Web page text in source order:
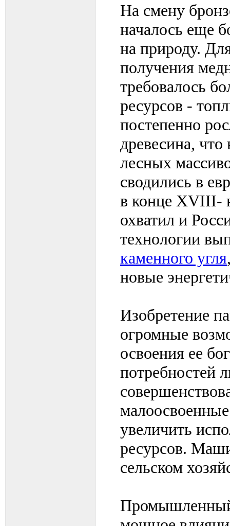
На смену
началось еще
на природу.
получения
требовалось
ресурсов -
постепенно
древесина,
лесных
сводились в
в конце XVIII-
охватил и
технологии
каменного угля
новые
Изобретение
огромные
освоения ее
потребностей
увеличить
ресурсов.
сельском